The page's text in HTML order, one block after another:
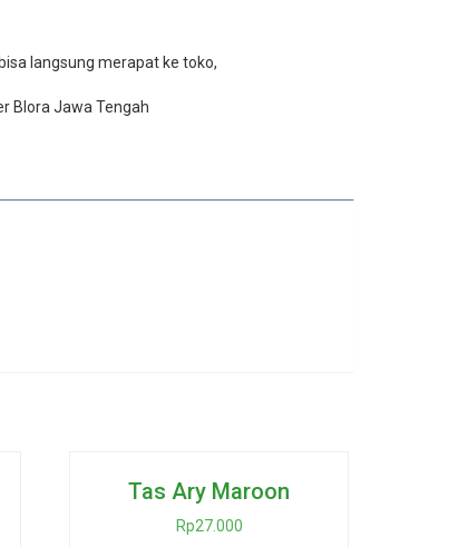
langsung merapat ke toko,
Blora Jawa Tengah
Tas Ary Maroon
Rp27.000